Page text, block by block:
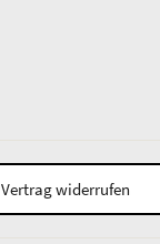
Vertrag widerrufen